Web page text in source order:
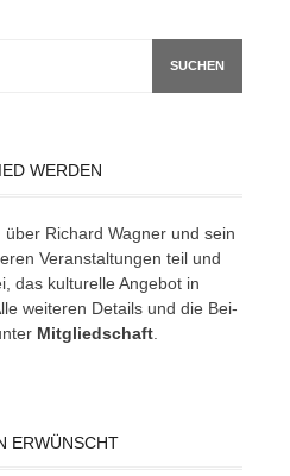
WERDEN
Ri­chard Wag­ner und sein
Ver­an­stal­tun­gen teil und
das kul­tu­rel­le An­ge­bot in
wei­te­ren De­tails und die Bei­
Mit­glied­schaft
ERWÜNSCHT